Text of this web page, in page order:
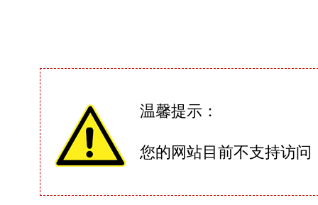
温馨提示：
您的网站目前不支持访